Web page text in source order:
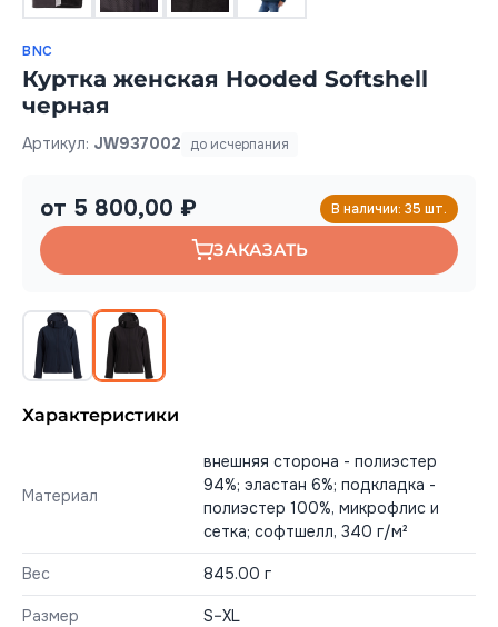
BNC
Куртка женская Hooded Softshell
черная
Артикул: JW937002 до исчерпания
от 5 800,00 ₽ В наличии: 35 шт.
ЗАКАЗАТЬ
Характеристики
Материал
внешняя сторона - полиэстер
94%; эластан 6%; подкладка -
полиэстер 100%, микрофлис и
сетка; софтшелл, 340 г/м²
Вес 845.00 г
Размер S–XL